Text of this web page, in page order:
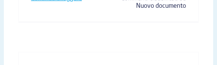
Nuovo documento